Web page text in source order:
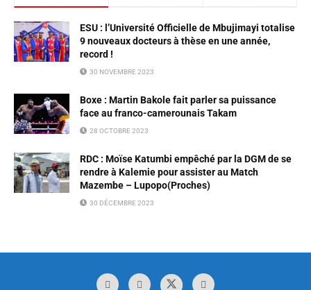
ESU : l’Université Officielle de Mbujimayi totalise
9 nouveaux docteurs à thèse en une année,
record !
30 NOVEMBRE 2023
Boxe : Martin Bakole fait parler sa puissance
face au franco-camerounais Takam
28 OCTOBRE 2023
RDC : Moïse Katumbi empêché par la DGM de se
rendre à Kalemie pour assister au Match
Mazembe – Lupopo(Proches)
30 DÉCEMBRE 2023